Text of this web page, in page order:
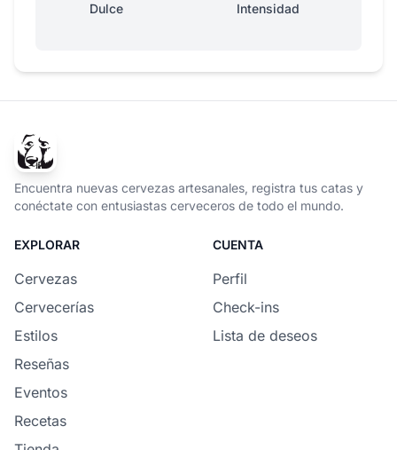
Intensidad
Dulce
Encuentra nuevas cervezas artesanales, registra tus catas y
conéctate con entusiastas cerveceros de todo el mundo.
EXPLORAR
Cervezas
Cervecerías
Estilos
Reseñas
Eventos
Recetas
CUENTA
Perfil
Check-ins
Lista de deseos